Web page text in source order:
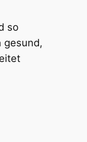
so
gesund,